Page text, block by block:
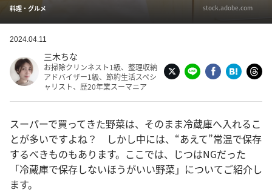
料理・グルメ stock.adobe.com
2024.04.11
三木ちな
お掃除クリンネスト1級、整理収納
アドバイザー1級、節約生活スペシ
ャリスト、歴20年業スーマニア
スーパーで買ってきた野菜は、そのまま冷蔵庫へ入れるこ
とが多いですよね？ しかし中には、“あえて”常温で保存
するべきものもあります。ここでは、じつはNGだった
「冷蔵庫で保存しないほうがいい野菜」についてご紹介し
ます。